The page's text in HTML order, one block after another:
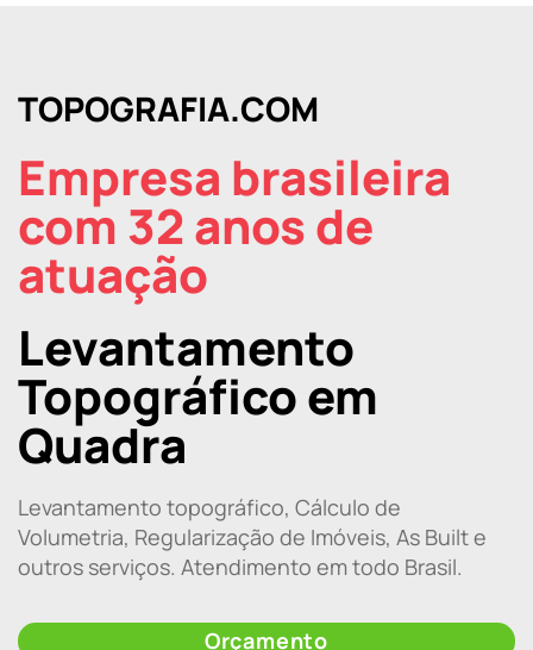
TOPOGRAFIA.COM
Empresa brasileira
com 32 anos de
atuação
Levantamento
Topográfico em
Quadra
Levantamento topográfico, Cálculo de
Volumetria, Regularização de Imóveis, As Built e
outros serviços. Atendimento em todo Brasil.
Orçamento